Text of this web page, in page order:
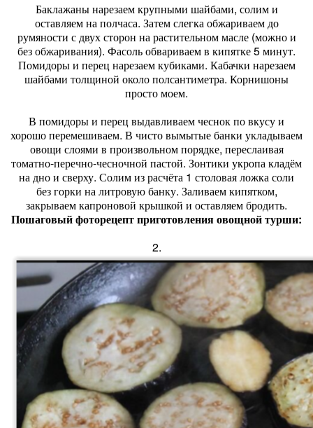
Баклажаны нарезаем крупными шайбами, солим и
оставляем на полчаса. Затем слегка обжариваем до
румяности с двух сторон на растительном масле (можно и
без обжаривания). Фасоль обвариваем в кипятке 5 минут.
Помидоры и перец нарезаем кубиками. Кабачки нарезаем
шайбами толщиной около полсантиметра. Корнишоны
просто моем.
В помидоры и перец выдавливаем чеснок по вкусу и
хорошо перемешиваем. В чисто вымытые банки укладываем
овощи слоями в произвольном порядке, переслаивая
томатно-перечно-чесночной пастой. Зонтики укропа кладём
на дно и сверху. Солим из расчёта 1 столовая ложка соли
без горки на литровую банку. Заливаем кипятком,
закрываем капроновой крышкой и оставляем бродить.
Пошаговый фоторецепт приготовления овощной турши:
2.